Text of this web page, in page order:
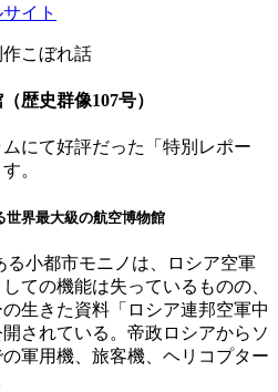
イト
歴史群像107号）
にて好評だった「特別レポー
。
世界最大級の航空博物館
小都市モニノは、ロシア空軍
ての機能は失っているものの、
生きた資料「ロシア連邦空軍中
されている。帝政ロシアからソ
軍用機、旅客機、ヘリコプター